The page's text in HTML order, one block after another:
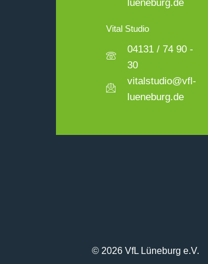
lueneburg.de
Vital Studio
04131 / 74 90 -
30
vitalstudio@vfl-
lueneburg.de
© 2026 VfL Lüneburg e.V.